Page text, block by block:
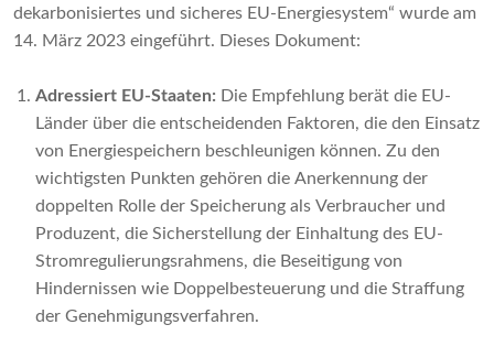
dekarbonisiertes und sicheres EU-Energiesystem“ wurde am
14. März 2023 eingeführt. Dieses Dokument:
Adressiert EU-Staaten: Die Empfehlung berät die EU-
Länder über die entscheidenden Faktoren, die den Einsatz
von Energiespeichern beschleunigen können. Zu den
wichtigsten Punkten gehören die Anerkennung der
doppelten Rolle der Speicherung als Verbraucher und
Produzent, die Sicherstellung der Einhaltung des EU-
Stromregulierungsrahmens, die Beseitigung von
Hindernissen wie Doppelbesteuerung und die Straffung
der Genehmigungsverfahren.